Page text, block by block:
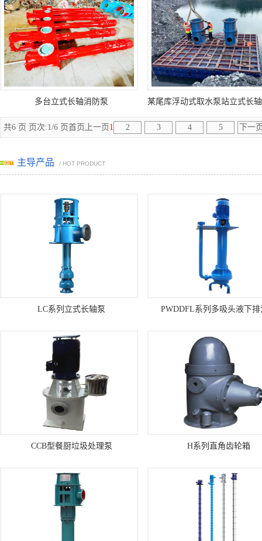
多台立式长轴消防泵
共6 页 页次:1/6 页首页 上一页 1 2 3 4 5 下一
主导产品 / HOT PRODUCT
LC系列立式长轴泵 PWDDFL系列多吸头液下排
CCB型餐厨垃圾处理泵 H系列直角齿轮箱